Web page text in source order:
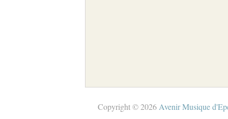
Copyright © 2026 Avenir Musique